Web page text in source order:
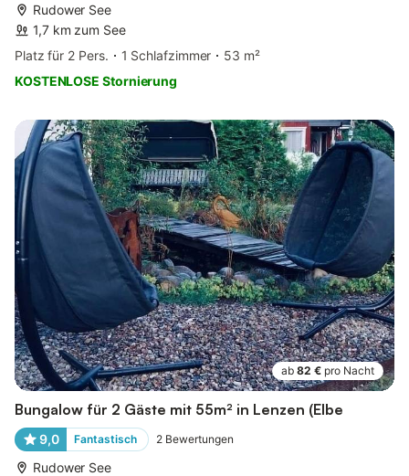
Rudower See
1,7 km zum See
Platz für 2 Pers.
1 Schlafzimmer
53 m²
KOSTENLOSE Stornierung
ab 82 € pro Nacht
Bungalow für 2 Gäste mit 55m² in Lenzen (Elbe
9,0 Fantastisch 2 Bewertungen
Rudower See